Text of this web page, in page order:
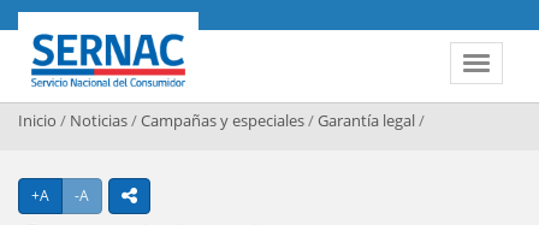
Contenido principal
Toggle
SERNAC
Inicio / Noticias/Campañas y especiales/Garantía legal/
+A Agrandar texto
-A Achicar textoicono compartir